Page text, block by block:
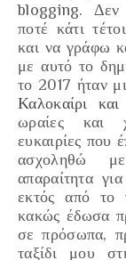
blogging. Δεν
ποτέ κάτι
και να γράφω
με αυτό το
το 2017 ήταν
Καλοκαίρι
ωραίες και
ευκαιρίες που
ασχοληθώ
απαραίτητα
εκτός από το
κακώς έδωσα
σε πρόσωπα,
ταξίδι μου